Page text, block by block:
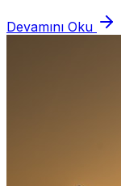
Devamını Oku